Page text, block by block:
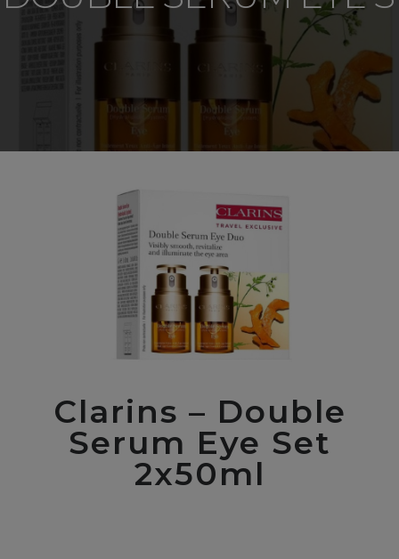
Clarins – Double
Serum Eye Set
2x50ml